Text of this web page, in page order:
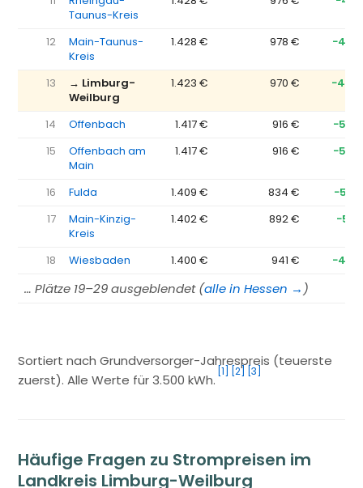
Taunus-Kreis
12
Main-Taunus-
Kreis
1.428 € 978 €
13
→ Limburg-
Weilburg
1.423 € 970 €
14 Offenbach 1.417 € 916 €
15
Offenbach am
Main
1.417 € 916 €
16 Fulda 1.409 € 834 €
17
Main-Kinzig-
Kreis
1.402 € 892 €
18 Wiesbaden 1.400 € 941 €
… Plätze 19–29 ausgeblendet (alle in Hessen → )
Sortiert nach Grundversorger-Jahrespreis (teuerste
zuerst). Alle Werte für 3.500 kWh.
[1] [2] [3]
Häufige Fragen zu Strompreisen im
Landkreis Limburg-Weilburg